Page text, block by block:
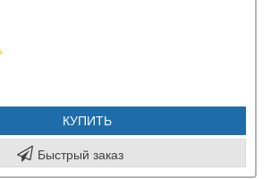
КУПИТЬ
Быстрый заказ